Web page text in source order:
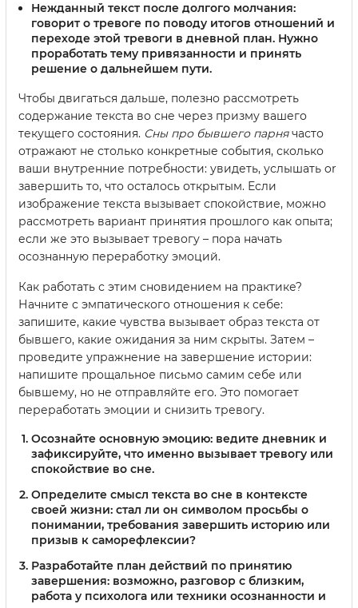
Нежданный текст после долгого молчания:
говорит о тревоге по поводу итогов отношений и
переходе этой тревоги в дневной план. Нужно
проработать тему привязанности и принять
решение о дальнейшем пути.
Чтобы двигаться дальше, полезно рассмотреть
содержание текста во сне через призму вашего
текущего состояния. Сны про бывшего парнячасто
отражают не столько конкретные события, сколько
ваши внутренние потребности: увидеть, услышать or
завершить то, что осталось открытым. Если
изображение текста вызывает спокойствие, можно
рассмотреть вариант принятия прошлого как опыта;
если же это вызывает тревогу – пора начать
осознанную переработку эмоций.
Как работать с этим сновидением на практике?
Начните с эмпатического отношения к себе:
запишите, какие чувства вызывает образ текста от
бывшего, какие ожидания за ним скрыты. Затем –
проведите упражнение на завершение истории:
напишите прощальное письмо самим себе или
бывшему, но не отправляйте его. Это помогает
переработать эмоции и снизить тревогу.
Осознайте основную эмоцию: ведите дневник и
зафиксируйте, что именно вызывает тревогу или
спокойствие во сне.
Определите смысл текста во сне в контексте
своей жизни: стал ли он символом просьбы о
понимании, требования завершить историю или
призыв к саморефлексии?
Разработайте план действий по принятию
завершения: возможно, разговор с близким,
работа у психолога или техники осознанности и